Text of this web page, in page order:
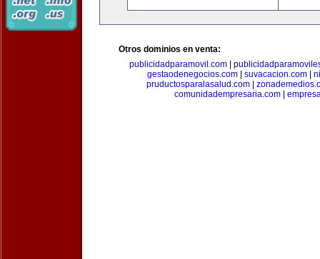
Otros dominios en venta:
publicidadparamovil.com
gestaodenegocios.com| suvacacion.com|
pruductosparalasalud.com|
comunidadempresaria.com|